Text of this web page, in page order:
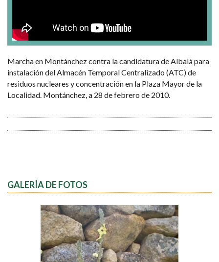
Marcha en Montánchez contra la candidatura de Albalá para
instalación del Almacén Temporal Centralizado (ATC) de
residuos nucleares y concentración en la Plaza Mayor de la
Localidad. Montánchez, a 28 de febrero de 2010.
GALERÍA DE FOTOS